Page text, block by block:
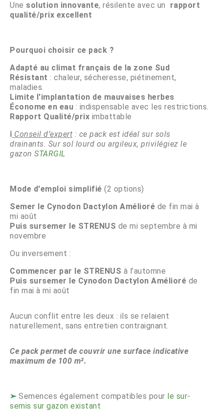
Une solution innovante, résilente avec un
rapport
qualité/prix excellent
Pourquoi choisir ce pack ?
Adapté au climat français de la zone Sud
Résistant : chaleur, sécheresse, piétinement,
maladies.
Limite l'implantation de mauvaises herbes
Économe en eau : indispensable avec les restrictions.
Rapport Qualité/prix imbattable
ℹ️ Conseil d’expert : ce pack est idéal sur sols
drainants. Sur sol lourd ou argileux, privilégiez le
gazon STARGIL
Mode d'emploi simplifié (2 options)
Semer le Cynodon Dactylon Amélioré de fin mai à
mi août
Puis sursemer le STRENUS de mi septembre à mi
novembre
Ou inversement :
Commencer par le STRENUS à l’automne
Puis sursemer le Cynodon Dactylon Amélioré de
fin mai à mi août
Aucun conflit entre les deux : ils se relaient
naturellement, sans entretien contraignant.
Ce pack permet de couvrir une surface indicative
maximum de 100 m².
➢ Semences également compatibles pour le sur-
semis sur gazon existant